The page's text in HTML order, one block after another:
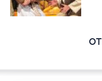
от